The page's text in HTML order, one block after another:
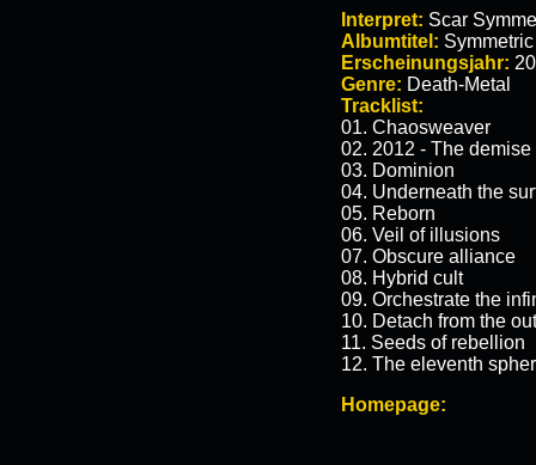
Interpret: Scar
Albumtitel:
Erscheinungsjahr:
Genre: Death-Metal
Tracklist:
01. Chaosweaver
02. 2012 - The demise
03. Dominion
04. Underneath the
05. Reborn
06. Veil of illusions
07. Obscure alliance
08. Hybrid cult
09. Orchestrate the
10. Detach from the
11. Seeds of rebellion
12. The eleventh
Homepage: